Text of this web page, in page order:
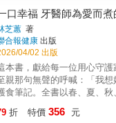
口幸福 牙醫師為愛而
芝蕙 著
合報健康 出版
04/02 出版
本書，獻給每一位用心守
親那句無聲的呼喊：「我
食筆記。全書以春、夏、
享用每一道料理，並獲得最
折 特價 356 元